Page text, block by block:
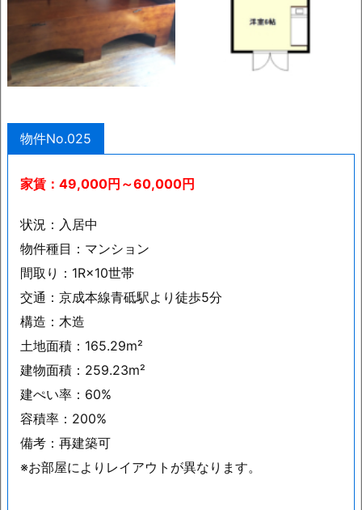
物件No.025
家賃：49,000円～60,000円
状況：入居中
物件種目：マンション
間取り：1R×10世帯
交通：京成本線青砥駅より徒歩5分
構造：木造
土地面積：165.29m²
建物面積：259.23m²
建ぺい率：60%
容積率：200%
備考：再建築可
※お部屋によりレイアウトが異なります。